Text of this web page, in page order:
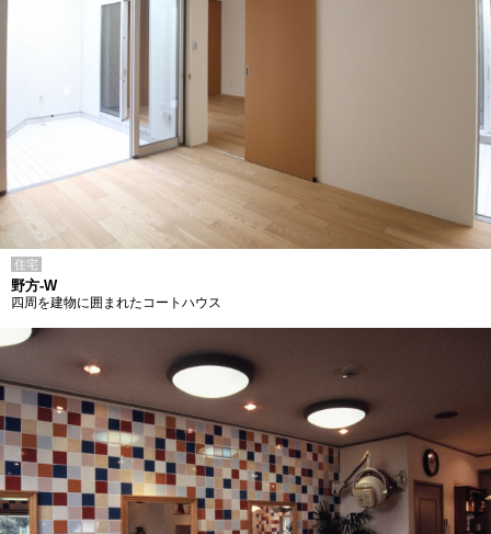
住宅
野方-W
四周を建物に囲まれたコートハウス